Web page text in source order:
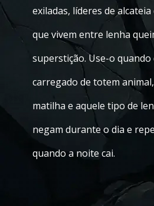
exiladas, líderes de
que vivem entre lenha
superstição. Use-o
carregado de totem
matilha e aquele tipo de
negam durante o dia e
quando a noite cai.